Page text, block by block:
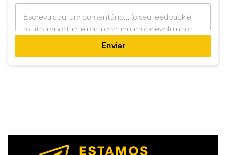
Enviar